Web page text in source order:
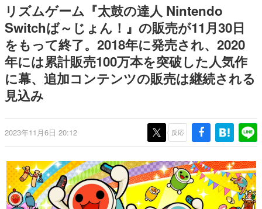
きます。
赫本
この物語を解いてはいけない。『赫本』は、〈試験問題〉
の形をした短編ホラー小説集です。
新世代に訊く
これからのデジタルゲーム市場を担う若きクリエイター達
ゲーム世代の作家たち
ゲームに多大な影響を受けた作家さんに取材し、ゲームが
日本のコンテンツ産業やカルチャーに与えた影響を探る企
画です。
日本モバイルゲーム産業史
日本のモバイルゲーム史における主要なトピック・タイト
ルを網羅するほか、開発者へのインタビューや識者による
解説を掲載。約20年の歴史が一望できる決定版！
前日譚
リズムゲーム『太鼓の達人 Nintendo
Switchば～じょん！』の販売が11月30日
をもって終了。2018年に発売され、2020
年には累計販売100万本を突破した人気作
に幕、追加コンテンツの販売は継続される
見込み
2023年11月6日 20:12 反応